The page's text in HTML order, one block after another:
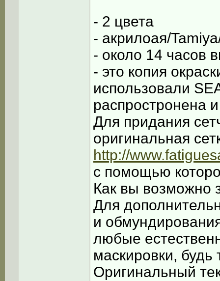
- 2 цвета
- акрилоая/
- около 14 часов
- это копия
использовали
распростронена
Для придания
оригинальная
http://
с помощью
Как вы возможно
Для
и
любые
маскировки, будь
Оригинальный